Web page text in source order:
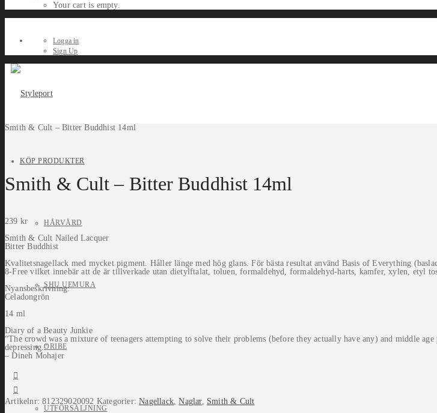
Your cart is empty.
Logga in
Sign Up
KÖP PRODUKTER
HÅRVÅRD
SHU UEMURA
ORIBE
UTFÖRSÄLJNING
Smith & Cult – Bitter Buddhist 14ml
Smith & Cult – Bitter Buddhist 14ml
239 kr
Smith & Cult Nailed Lacquer
Bitter Buddhist
Kvalitetsnagellack med mycket pigment. Håller länge med hög glans. För bästa resultat använd Basis of Everything
8-Free vilket innebär att de är tillverkade utan dietylftalat, toluen, formaldehyd, formaldehyd-harts, kamfer, xylen, etyl
Nyansbeskrivning:
Celadongrön
14 ml
Diary of a Beauty Junkie
“The crowd was a mixture of teenagers attempting to solve their problems (before they actually have any) and middle
depressing.”
– Dineh Mohajer
Artikelnr:812329020092 Kategorier:Nagellack,Naglar, Smith & Cult